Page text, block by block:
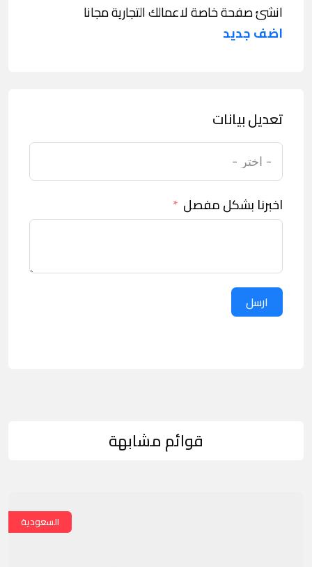
انشئ صفحة خاصة لاعمالك التجارية مجانا
اضف جديد
تعديل بيانات
اخبرنا بشكل مفصل
ارسل
قوائم مشابهة
السعودية